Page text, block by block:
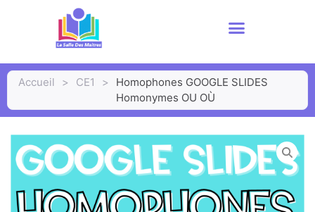
Accueil > CE1 >
Homophones GOOGLE SLIDES
Homonymes OU OÙ